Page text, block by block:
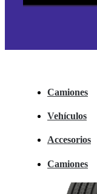
Camiones
Vehículos
Accesorios
Camiones